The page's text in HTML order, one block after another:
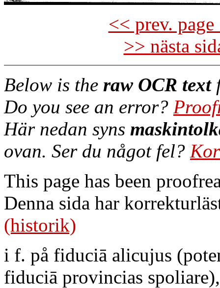
<< prev.
>> nästa
Below is the raw OCR text
Do you see an error?
Här nedan syns
ovan. Ser du något fel?
This page has been
Denna sida har
(historik)
i f. på fiduciā alicujus
fiduciā provincias